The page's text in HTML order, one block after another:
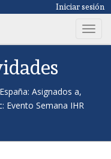
Iniciar sesión
T
o
v
Asignados a,
Evento Semana IHR